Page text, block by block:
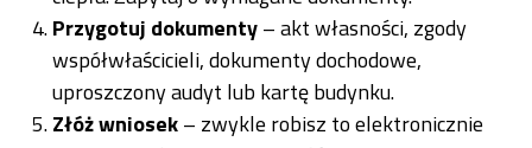
Przygotuj dokumenty– akt własności, zgody
współwłaścicieli, dokumenty dochodowe,
uproszczony audyt lub kartę budynku.
Złóż wniosek– zwykle robisz to elektronicznie